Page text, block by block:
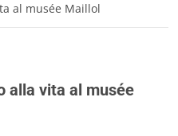
al musée Maillol
alla vita al musée